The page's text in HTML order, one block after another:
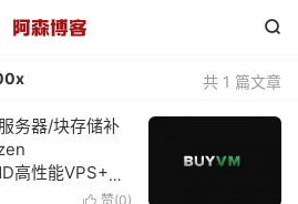

共 1 篇文章
务器/块存储补
高性能VPS+超
限流量低至2美
 赞(0)